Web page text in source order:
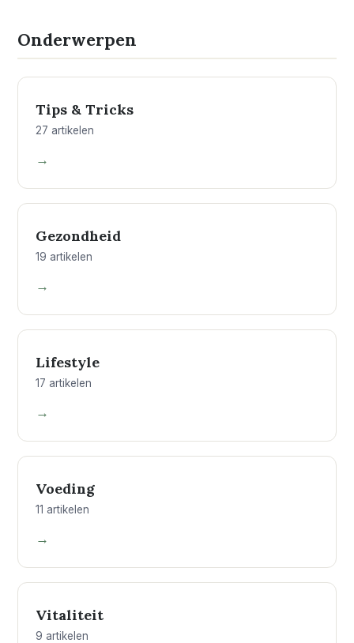
Onderwerpen
01
Tips & Tricks
27 artikelen
→
02
Gezondheid
19 artikelen
→
03
Lifestyle
17 artikelen
→
04
Voeding
11 artikelen
→
05
Vitaliteit
9 artikelen